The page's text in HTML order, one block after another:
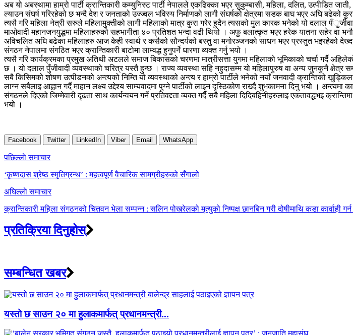
अब यो अबस्थामा हाम्रो पार्टी क्रान्तिकारी कम्युनिस्ट पार्टी नेपालले एकढिक्का भएर सुकुम्बासी, महिला, दलित, उत्पीडित
ल्याउन संघर्ष गरिरहेको छ भन्दै देश र जनताको उज्ज्वल भविस्य निर्माणको लागी संघर्षको क्षेत्रमा सडक बाघ भएर अघि बढेको कुरा
त्यसै गरि महिला नेत्री सरुले महिलामुक्तीको लागी महिलाको मात्र कुरा गरेर हुदैन त्यसको मुल कारक भनेको यो दलाल
माओवादी महानजनयुद्धमा महिलाहरुको सहभागीता ४० प्रतिशत भन्दा वढी थियो । अफु बलात्कृत भएर हरेक यातना सहेर वा भनौ
अविचलित अघि बढेका महिलाहरु आज केही स्वार्थ र कसैको सौन्दर्यको बस्तु वा मनोरञ्जनको साधन भएर प्रस्तुत भइरहेको
संगठन नेपालमा संगठित भएर क्रान्तिकारी बाटोमा लाम्वद्ध हुनुपर्ने धारणा व्यक्त गर्नु भयो ।
त्यसै गरि कार्यक्रमका प्रमुख अतिथी अटलले समाज बिकासको चरणमा मात्रीसत्ता युगमा महिलाको भूमिकाको चर्चा गर्दै
छ । यो दलाल पुँजीवादी व्यवस्थाको चरित्र यस्तै हुन्छ । राज्य व्यवस्था सहि नहुदासम्म यो महिलापुरुष वा अन्य जुनकुनै
सबै किसिमको शोषण उत्पीडनको अन्त्यको निम्ति यो व्यवस्थाको अन्त्य र हाम्रो पार्टीले भनेको नयाँ जनवादी क्रान्तिको
लाग्न सबैलाइ आह्वान गर्दै माहान लक्ष्य उद्देश्य साम्यवादमा पुग्ने पार्टीको लाइन दृस्ठिकोण राख्दै शुभकामना दिनु भयो ।
संगठनले दिएको जिम्मेवारी दृढता साथ कार्यन्वयन गर्ने प्रतिवद्द्ता व्यक्त गर्दै सबै महिला दिदिबहिनीहरुलाइ एकतावद्धभइ
भयो ।
Facebook Twitter LinkedIn Viber Email WhatsApp
Post
navigation
पछिल्लाे समाचार
‘कृष्णदास श्रेष्ठ स्मृतिग्रन्थ’ : महत्वपूर्ण वैचारिक सामग्रीहरुको सँगालो
अघिल्लाे समाचार
क्रान्तिकारी महिला संगठनको चितवन भेला सम्पन्न : सलिन पोखरेलको मृत्युको निष्पक्ष छानबिन गरी दोषीमाथि कडा कार्वाही गर्न
प्रतिक्रिया दिनुहोस्
सम्बन्धित खबर
यस्तो छ साउन २० मा हुलाकमार्फत् प्रधानमन्त्री...